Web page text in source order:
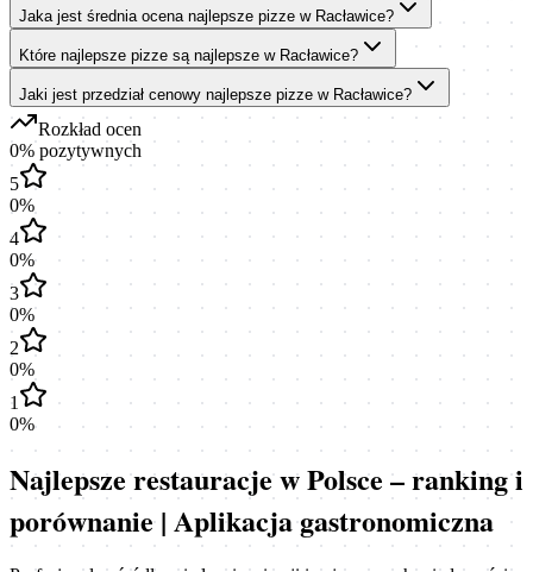
Jaka jest średnia ocena najlepsze pizze w Racławice?
Które najlepsze pizze są najlepsze w Racławice?
Jaki jest przedział cenowy najlepsze pizze w Racławice?
Rozkład ocen
0% pozytywnych
5
0%
4
0%
3
0%
2
0%
1
0%
Najlepsze restauracje w Polsce – ranking i
porównanie | Aplikacja gastronomiczna